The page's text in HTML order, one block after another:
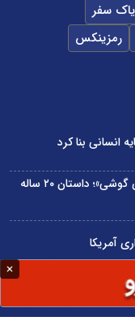
سفر
رمزینکس
انسانی بنا کرد
از یک فضای کوچک تا «فروشگاهی روی گوشی»؛ داستان ۲۰ ساله
آمریکا